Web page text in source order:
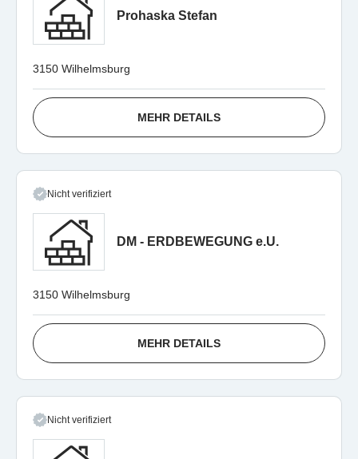
Prohaska Stefan
3150 Wilhelmsburg
MEHR DETAILS
Nicht verifiziert
DM - ERDBEWEGUNG e.U.
3150 Wilhelmsburg
MEHR DETAILS
Nicht verifiziert